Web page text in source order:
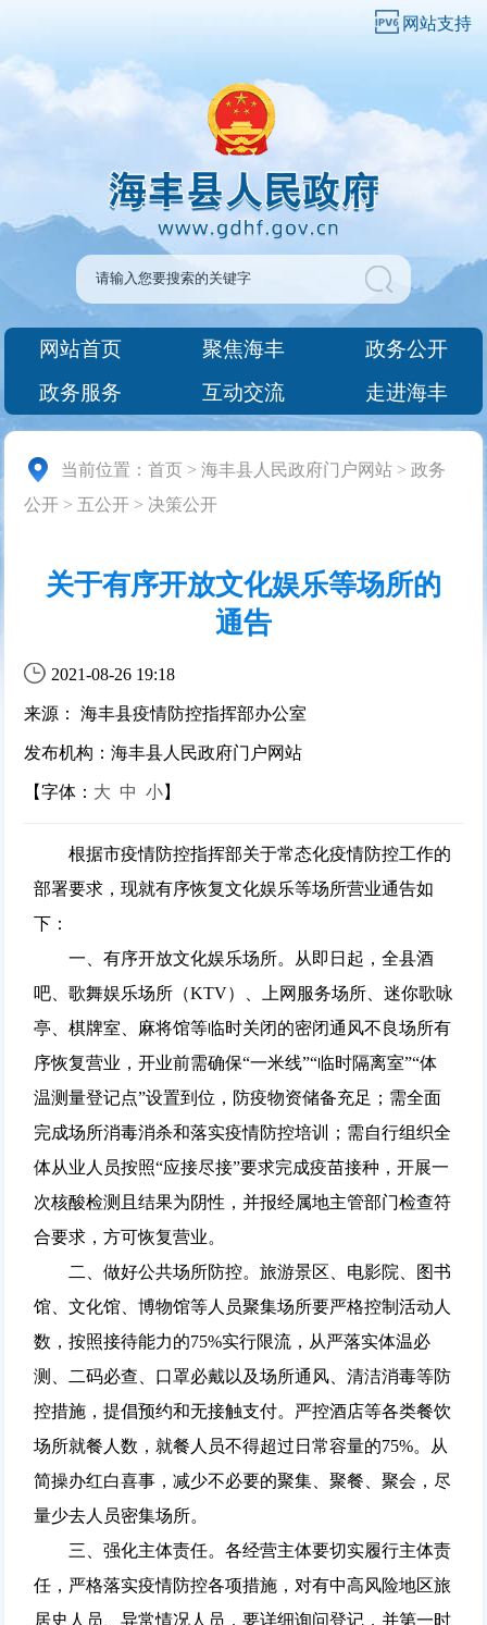
网站支持
网站首页 聚焦海丰
政务公开
政务服务
互动交流 走进海丰
当前位置：首页 >海丰县人民政府门户网站 >政务
公开 > 五公开 > 决策公开
关于有序开放文化娱乐等场所的
通告
2021-08-26 19:18
来源： 海丰县疫情防控指挥部办公室
发布机构：海丰县人民政府门户网站
【字体： 大 中 小】
根据市疫情防控指挥部关于常态化疫情防控工作的
部署要求，现就有序恢复文化娱乐等场所营业通告如
下：
一、有序开放文化娱乐场所。从即日起，全县酒
吧、歌舞娱乐场所（KTV）、上网服务场所、迷你歌咏
亭、棋牌室、麻将馆等临时关闭的密闭通风不良场所有
序恢复营业，开业前需确保“一米线”“临时隔离室”“体
温测量登记点”设置到位，防疫物资储备充足；需全面
完成场所消毒消杀和落实疫情防控培训；需自行组织全
体从业人员按照“应接尽接”要求完成疫苗接种，开展一
次核酸检测且结果为阴性，并报经属地主管部门检查符
合要求，方可恢复营业。
二、做好公共场所防控。旅游景区、电影院、图书
馆、文化馆、博物馆等人员聚集场所要严格控制活动人
数，按照接待能力的75%实行限流，从严落实体温必
测、二码必查、口罩必戴以及场所通风、清洁消毒等防
控措施，提倡预约和无接触支付。严控酒店等各类餐饮
场所就餐人数，就餐人员不得超过日常容量的75%。从
简操办红白喜事，减少不必要的聚集、聚餐、聚会，尽
量少去人员密集场所。
三、强化主体责任。各经营主体要切实履行主体责
任，严格落实疫情防控各项措施，对有中高风险地区旅
居史人员、异常情况人员，要详细询问登记，并第一时